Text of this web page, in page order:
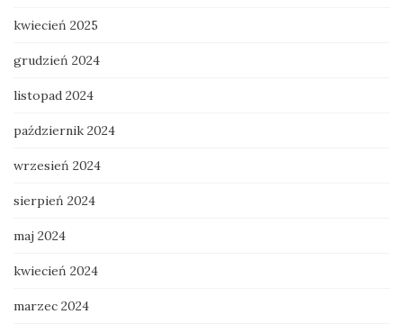
kwiecień 2025
grudzień 2024
listopad 2024
październik 2024
wrzesień 2024
sierpień 2024
maj 2024
kwiecień 2024
marzec 2024